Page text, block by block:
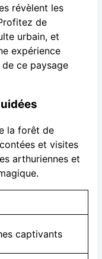
révèlent les
de
urbain, et
expérience
ce paysage
la forêt de
et visites
arthuriennes et
captivants